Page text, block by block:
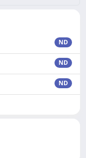
ND
ND
ND